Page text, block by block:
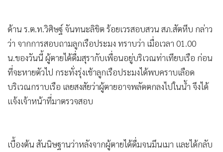
ด้าน ร.ต.ท.วิศิษฐ์ จันทนะลิขิต ร้อยเวรสอบสวน สภ.สัตหีบ กล่าว
ว่า จากการสอบถามลูกเรือประมง ทราบว่า เมื่อเวลา 01.00
น.ของวันนี้ ผู้ตายได้ดื่มสุรากับเพื่อนอยู่บริเวณท่าเทียบเรือ ก่อน
ที่จะหายตัวไป กระทั่งรุ่งเช้าลูกเรือประมงได้พบคราบเลือด
บริเวณกราบเรือ เลยสงสัยว่าผู้ตายอาจพลัดตกลงไปในน้ำ จึงได้
แจ้งเจ้าหน้าที่มาตรวจสอบ
เบื้องต้น สันนิษฐานว่าหลังจากผู้ตายได้ดื่มจนมึนเมา และได้กลับ